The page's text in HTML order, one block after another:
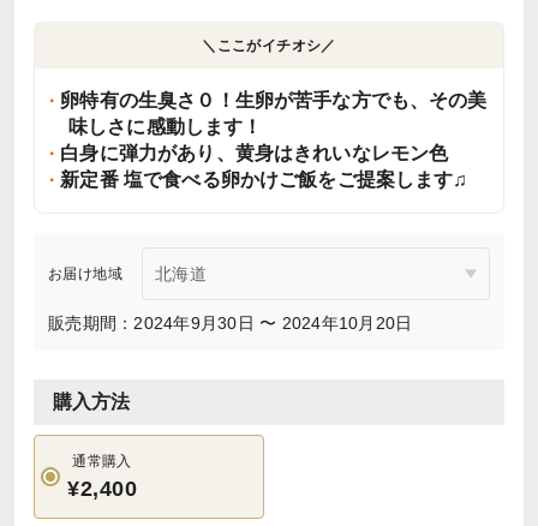
＼ここがイチオシ／
卵特有の生臭さ０！生卵が苦手な方でも、その美
味しさに感動します！
白身に弾力があり、黄身はきれいなレモン色
新定番 塩で食べる卵かけご飯をご提案します♫
お届け地域
販売期間：2024年9月30日 〜 2024年10月20日
購入方法
通常購入
¥2,400